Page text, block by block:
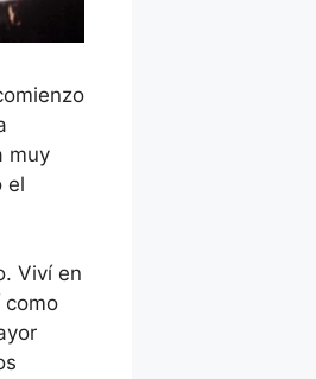
muy
el
Viví en
como